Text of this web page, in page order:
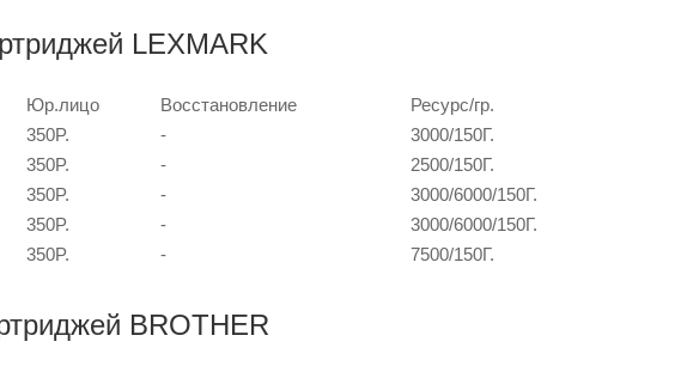
LEXMARK
Юр.лицо Восстановление
Ресурс/гр.
350P. -
3000/150Г.
350P. -
2500/150Г.
350P. -
3000/6000/150Г.
350P. -
3000/6000/150Г.
350P. - 7500/150Г.
BROTHER